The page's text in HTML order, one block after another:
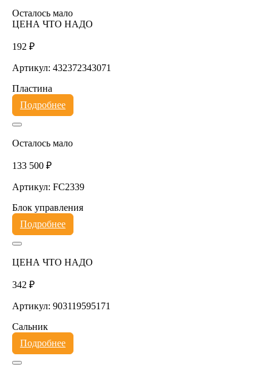
Осталось мало
ЦЕНА ЧТО НАДО
192 ₽
Артикул: 432372343071
Пластина
Подробнее
Осталось мало
133 500 ₽
Артикул: FC2339
Блок управления
Подробнее
ЦЕНА ЧТО НАДО
342 ₽
Артикул: 903119595171
Сальник
Подробнее